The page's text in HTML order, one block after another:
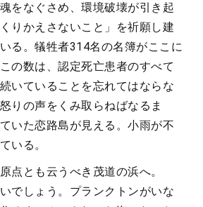
をなぐさめ、環境破壊が引き起
りかえさないこと」を祈願し建
る。犠牲者314名の名簿がここに
の数は、認定死亡患者のすべて
いていることを忘れてはならな
りの声をくみ取らねばなるま
いた恋路島が見える。小雨が不
いる。
点とも云うべき茂道の浜へ。
でしょう。プランクトンがいな